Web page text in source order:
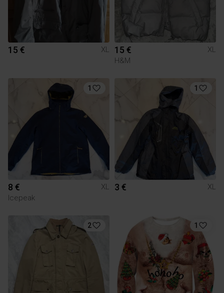
15 € XL 15 €
XL
H&M
1
8 €
XL
Icepeak
1
3 € XL
2 1